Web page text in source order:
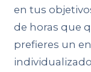
en tus
de horas que
prefieres un